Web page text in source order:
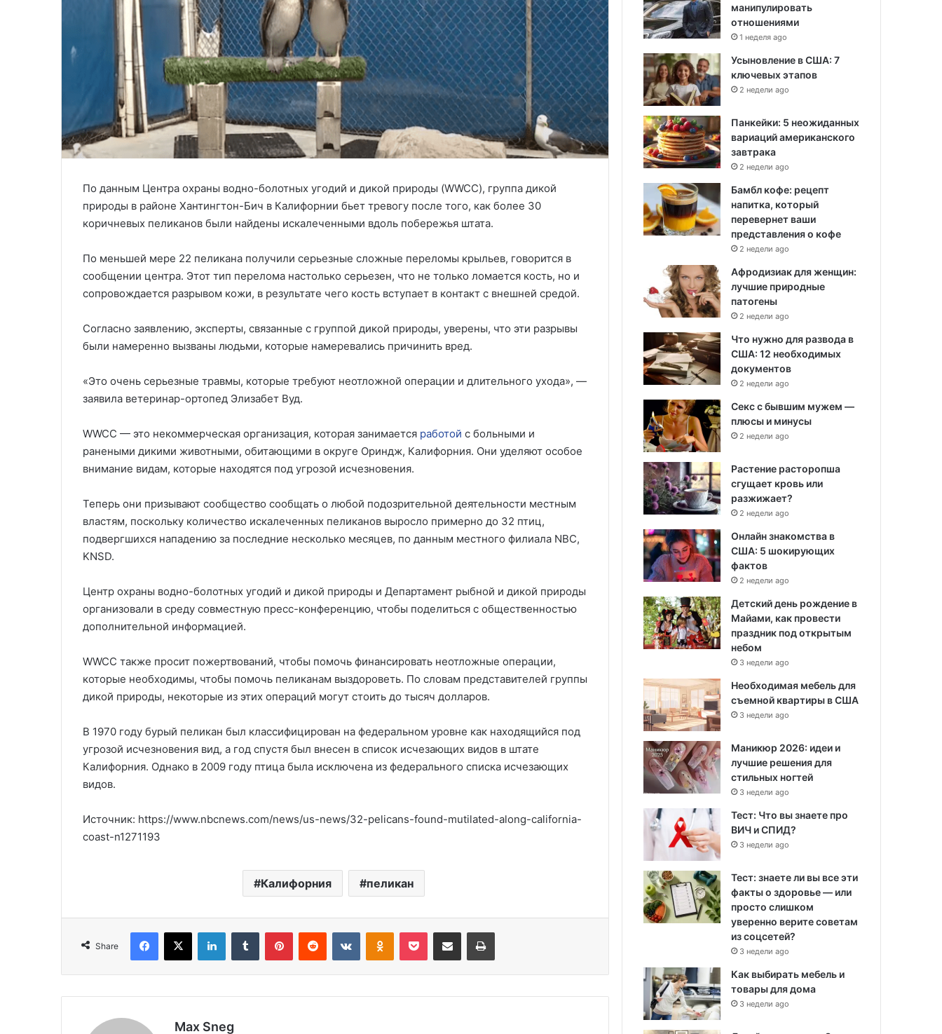
По данным Центра охраны водно-болотных угодий и дикой природы (WWCC), группа дикой
природы в районе Хантингтон-Бич в Калифорнии бьет тревогу после того, как более 30
коричневых пеликанов были найдены искалеченными вдоль побережья штата.
По меньшей мере 22 пеликана получили серьезные сложные переломы крыльев, говорится в
сообщении центра. Этот тип перелома настолько серьезен, что не только ломается кость, но и
сопровождается разрывом кожи, в результате чего кость вступает в контакт с внешней средой.
Согласно заявлению, эксперты, связанные с группой дикой природы, уверены, что эти разрывы
были намеренно вызваны людьми, которые намеревались причинить вред.
«Это очень серьезные травмы, которые требуют неотложной операции и длительного ухода», —
заявила ветеринар-ортопед Элизабет Вуд.
WWCC — это некоммерческая организация, которая занимается работой с больными и
ранеными дикими животными, обитающими в округе Ориндж, Калифорния. Они уделяют особое
внимание видам, которые находятся под угрозой исчезновения.
Теперь они призывают сообщество сообщать о любой подозрительной деятельности местным
властям, поскольку количество искалеченных пеликанов выросло примерно до 32 птиц,
подвергшихся нападению за последние несколько месяцев, по данным местного филиала NBC,
KNSD.
Центр охраны водно-болотных угодий и дикой природы и Департамент рыбной и дикой природы
организовали в среду совместную пресс-конференцию, чтобы поделиться с общественностью
дополнительной информацией.
WWCC также просит пожертвований, чтобы помочь финансировать неотложные операции,
которые необходимы, чтобы помочь пеликанам выздороветь. По словам представителей группы
дикой природы, некоторые из этих операций могут стоить до тысяч долларов.
В 1970 году бурый пеликан был классифицирован на федеральном уровне как находящийся под
угрозой исчезновения вид, а год спустя был внесен в список исчезающих видов в штате
Калифорния. Однако в 2009 году птица была исключена из федерального списка исчезающих
видов.
Источник: https://www.nbcnews.com/news/us-news/32-pelicans-found-mutilated-along-california-
coast-n1271193
Калифорния пеликан
Share
Max Sneg
Серийные убийцы США: 5
Пляжный домик в Северной
Каролине, где Билл Гейтс и его
манипулировать
отношениями
1 неделя ago
Усыновление в США: 7
ключевых этапов
2 недели ago
Панкейки: 5 неожиданных
вариаций американского
завтрака
2 недели ago
Бамбл кофе: рецепт
напитка, который
перевернет ваши
представления о кофе
2 недели ago
Афродизиак для женщин:
лучшие природные
патогены
2 недели ago
Что нужно для развода в
США: 12 необходимых
документов
2 недели ago
Секс с бывшим мужем —
плюсы и минусы
2 недели ago
Растение расторопша
сгущает кровь или
разжижает?
2 недели ago
Онлайн знакомства в
США: 5 шокирующих
фактов
2 недели ago
Детский день рождение в
Майами, как провести
праздник под открытым
небом
3 недели ago
Необходимая мебель для
съемной квартиры в США
3 недели ago
Маникюр 2026: идеи и
лучшие решения для
стильных ногтей
3 недели ago
Тест: Что вы знаете про
ВИЧ и СПИД?
3 недели ago
Тест: знаете ли вы все эти
факты о здоровье — или
просто слишком
уверенно верите советам
из соцсетей?
3 недели ago
Как выбирать мебель и
товары для дома
3 недели ago